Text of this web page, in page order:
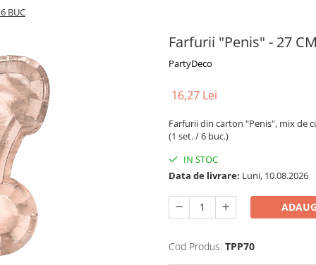
BUC
Farfurii "Penis" - 27
PartyDeco
16,27 Lei
Farfurii din carton "Penis", mix de
(1 set. / 6 buc.)
IN STOC
Data de livrare: Luni, 10.08.2026
Cod Produs: TPP70